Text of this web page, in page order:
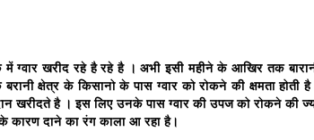
ग्वार खरीद रहे है रहे है । अभी इसी महीने के आखिर तक
क्षेत्र के किसानो के पास ग्वार को रोकने की क्षमता होती
है । इस लिए उनके पास ग्वार की उपज को रोकने की
कारण दाने का रंग काला आ रहा है।